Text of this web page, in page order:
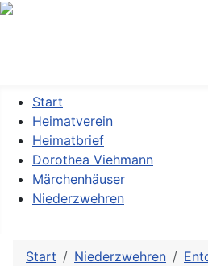
Start
Heimatverein
Heimatbrief
Dorothea Viehmann
Märchenhäuser
Niederzwehren
Start Niederzwehren